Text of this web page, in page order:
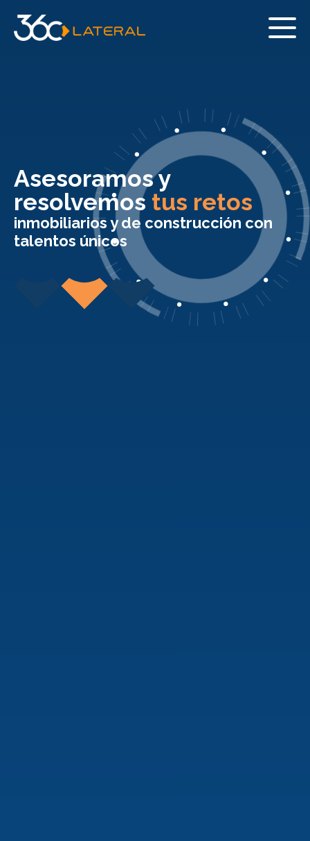
Asesoramos y
resolvemos tus retos
inmobiliarios y de construcción con
talentos únicos